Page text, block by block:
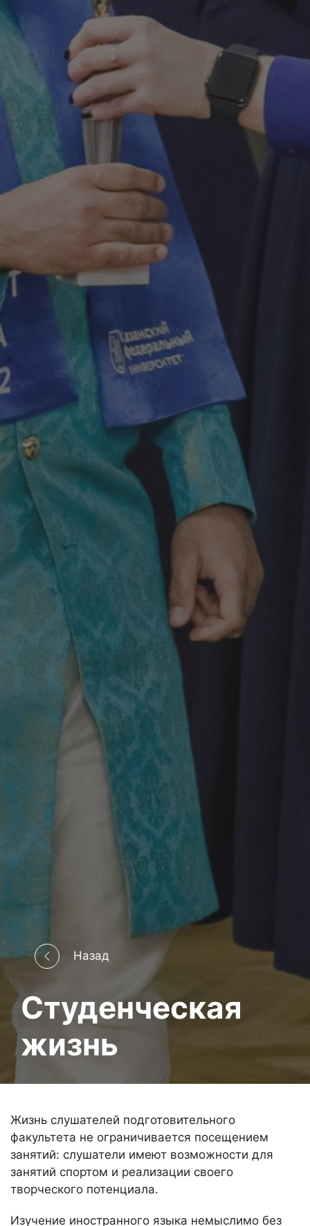
Назад
Студенческая
жизнь
Жизнь слушателей подготовительного
факультета не ограничивается посещением
занятий: слушатели имеют возможности для
занятий спортом и реализации своего
творческого потенциала.
Изучение иностранного языка немыслимо без